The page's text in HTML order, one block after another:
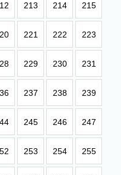
213 214 215
221 222 223
229 230 231
237 238 239
245 246 247
253 254 255